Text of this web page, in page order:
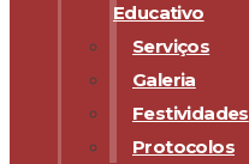
Educativo
Serviços
Galeria
Festividades
Protocolos